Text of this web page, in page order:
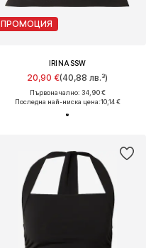
ПРОМОЦИЯ
IRINASSW
20,90 €(40,88 лв.³)
Първоначално: 34,90 €
Последна най-ниска цена:10,14 €